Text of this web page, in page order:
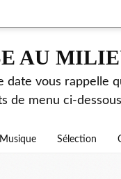
AU
date vous rappelle
de menu ci-
Musique Sélection